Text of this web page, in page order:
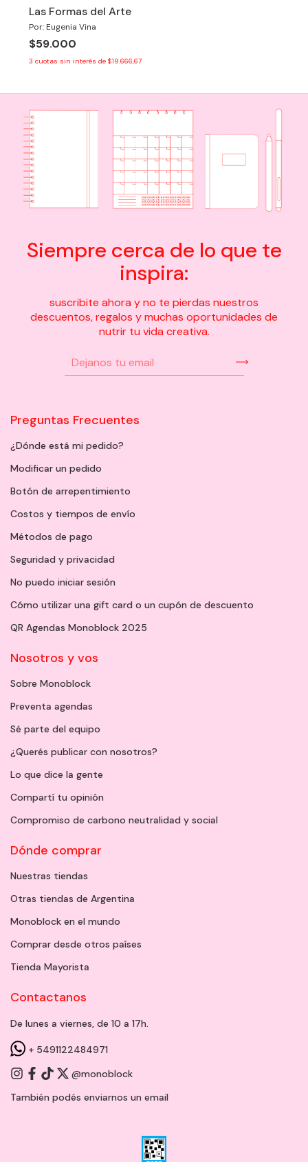
Las Formas del Arte
Por: Eugenia Vina
$59.000
3 cuotas sin interés de $19.666,67
Siempre cerca de lo que te
inspira:
suscribite ahora y no te pierdas nuestros
descuentos, regalos y muchas oportunidades de
nutrir tu vida creativa.
Preguntas Frecuentes
¿Dónde está mi pedido?
Modificar un pedido
Botón de arrepentimiento
Costos y tiempos de envío
Métodos de pago
Seguridad y privacidad
No puedo iniciar sesión
Cómo utilizar una gift card o un cupón de descuento
QR Agendas Monoblock 2025
Nosotros y vos
Sobre Monoblock
Preventa agendas
Sé parte del equipo
¿Querés publicar con nosotros?
Lo que dice la gente
Compartí tu opinión
Compromiso de carbono neutralidad y social
Dónde comprar
Nuestras tiendas
Otras tiendas de Argentina
Monoblock en el mundo
Comprar desde otros países
Tienda Mayorista
Contactanos
De lunes a viernes, de 10 a 17h.
+ 5491122484971
@monoblock
También podés enviarnos un email